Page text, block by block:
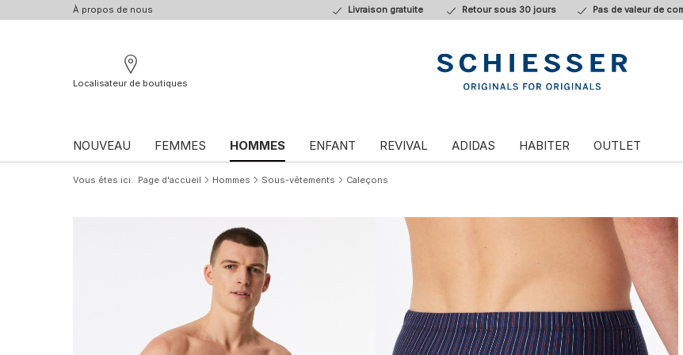
À propos de nous Livraison gratuite Retour sous 30 jours Pas de valeur de
Localisateur de boutiques
NOUVEAU FEMMES HOMMES ENFANT REVIVAL ADIDAS HABITER OUTLET
Vous êtes ici Page d'accueil Hommes Sous-vêtements Caleçons